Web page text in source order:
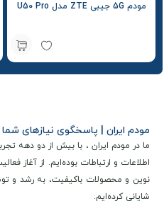
مودم 5G جیبی ZTE مدل U50 Pro
مودم ایران | پاسخگوی نیازهای شما
ما در مودم ایران ، با بیش از دو دهه
اطلاعات و ارتباطات بوده‌ایم. از آغاز
نوین و محصولات باکیفیت، به رشد و
شایانی کرده‌ایم.